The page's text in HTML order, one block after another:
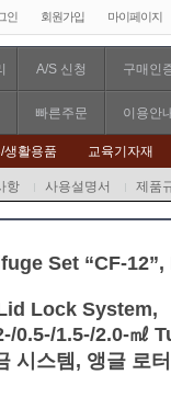
인 회원가입 마이페이지
A/S 신청 구매인
빠른주문 이용안내
생활용품 교육기자재
항 사용설명서 제품
Set “CF-12”,
Lock System,
0.5-/1.5-/2.0-㎖
시스템, 앵글 로